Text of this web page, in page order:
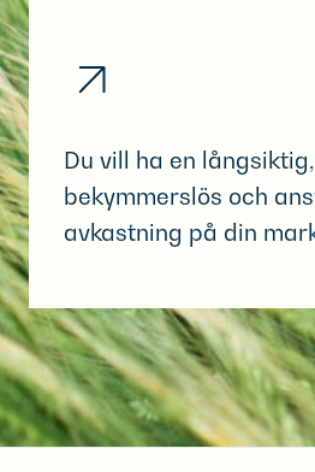
Du vill ha en långsiktig,
bekymmerslös och
avkastning på din